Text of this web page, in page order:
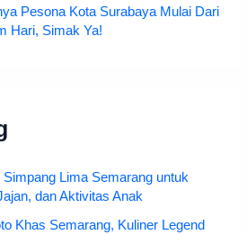
Pesona Kota Surabaya Mulai Dari
Hari, Simak Ya!
Lima Semarang untuk
dan Aktivitas Anak
Khas Semarang, Kuliner Legend